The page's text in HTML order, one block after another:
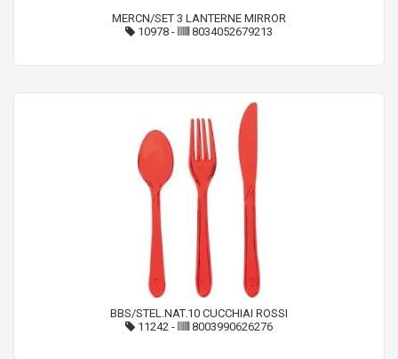
MERCN/SET 3 LANTERNE MIRROR
10978 - 8034052679213
BBS/STEL.NAT.10 CUCCHIAI ROSSI
11242 - 8003990626276